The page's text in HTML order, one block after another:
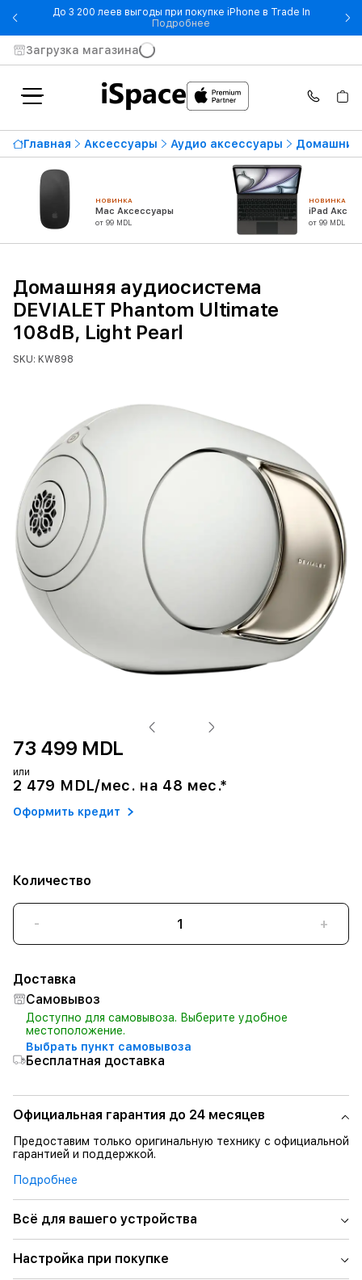
До 3 200 леев выгоды при покупке iPhone в Trade In
Подробнее - До 3 200 леев выгоды при
Загрузка магазина
Главная Аксессуары Аудио аксессуары Домашние
НОВИНКА
Mac Аксессуары
от 99 MDL
НОВИНКА
iPad
от 99 MDL
Домашняя аудиосистема
DEVIALET Phantom Ultimate
108dB, Light Pearl
SKU: KW898
73 499 MDL
или
2 479 MDL/мес. на 48 мес.*
Оформить кредит
Количество
- +
Доставка
Самовывоз
Доступно для самовывоза. Выберите удобное
местоположение.
Выбрать пункт самовывоза
Бесплатная доставка
Официальная гарантия до 24 месяцев
Предоставим только оригинальную технику с официальной
гарантией и поддержкой.
Подробнее
Всё для вашего устройства
Настройка при покупке